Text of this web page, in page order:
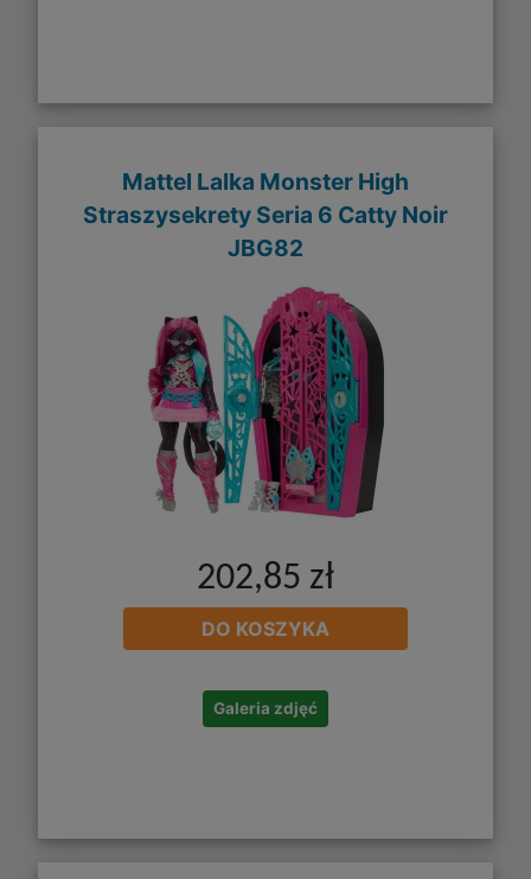
Mattel Lalka Monster High
Straszysekrety Seria 6 Catty Noir
JBG82
202,85 zł
DO KOSZYKA
Galeria zdjęć